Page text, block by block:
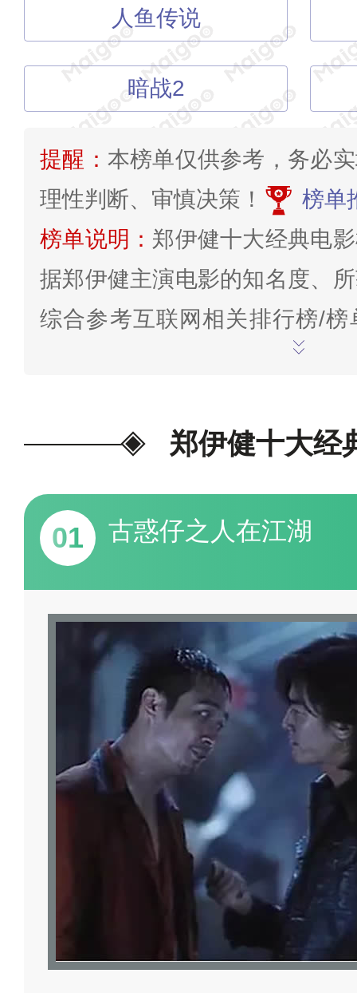
人鱼传说
暗战2
提醒： 本榜单仅供参考，务必
理性判断、审慎决策！
榜单
榜单说明： 郑伊健十大经典电
据郑伊健主演电影的知名度、
综合参考互联网相关排行榜/
间截止至2023年8月10日，仅
的行为，榜单只罗列电影名单
郑伊健十大经
01 古惑仔之人在江湖